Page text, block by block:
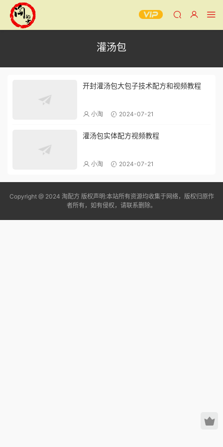
灌汤包
开封灌汤包大包子技术配方和视频教程
小淘 2024-07-21
灌汤包实体配方视频教程
小淘 2024-07-21
Copyright @ 2024 淘配方 版权声明:本站所有资源均收集于网络，版权归原作
者所有，如有侵权，请联系删除。